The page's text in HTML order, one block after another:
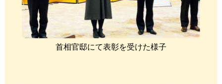
首相官邸にて表彰を受けた様子